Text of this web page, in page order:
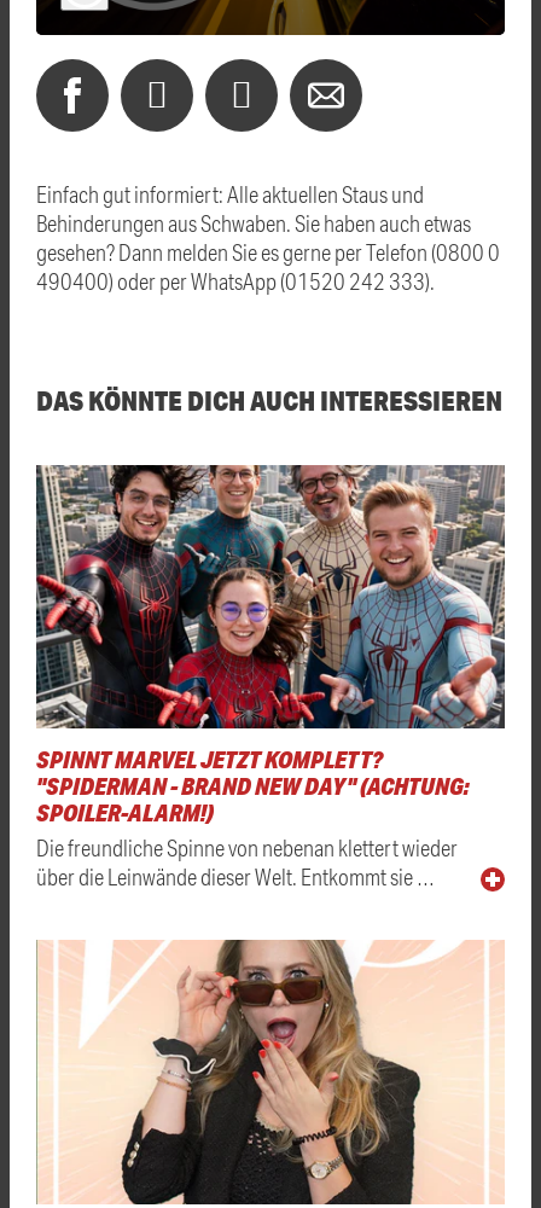
Einfach gut informiert: Alle aktuellen Staus und
Behinderungen aus Schwaben. Sie haben auch etwas
gesehen? Dann melden Sie es gerne per Telefon (0800 0
490400) oder per WhatsApp (01520 242 333).
DAS KÖNNTE DICH AUCH INTERESSIEREN
SPINNT MARVEL JETZT KOMPLETT?
"SPIDERMAN - BRAND NEW DAY" (ACHTUNG:
SPOILER-ALARM!)
Die freundliche Spinne von nebenan klettert wieder
über die Leinwände dieser Welt. Entkommt sie …